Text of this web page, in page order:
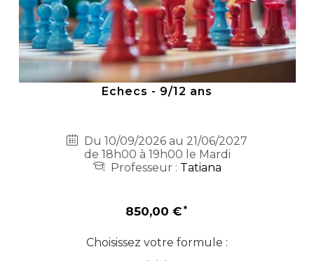
Echecs - 9/12 ans
Du 10/09/2026 au 21/06/2027
de 18h00 à 19h00 le Mardi
Professeur : Tatiana
850,00 €
Choisissez votre formule :